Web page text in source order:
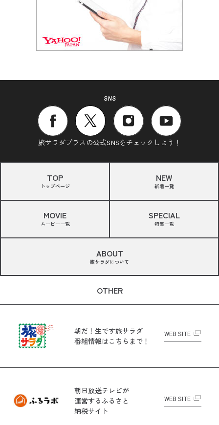
SNS
旅サラダプラスの公式SNSをチェックしよう！
TOP
トップページ
NEW
新着一覧
MOVIE
ムービー一覧
SPECIAL
特集一覧
ABOUT
旅サラダについて
OTHER
朝だ！生です旅サラダ
番組情報はこちらまで！
WEB SITE
朝日放送テレビが
運営するふるさと
納税サイト
WEB SITE